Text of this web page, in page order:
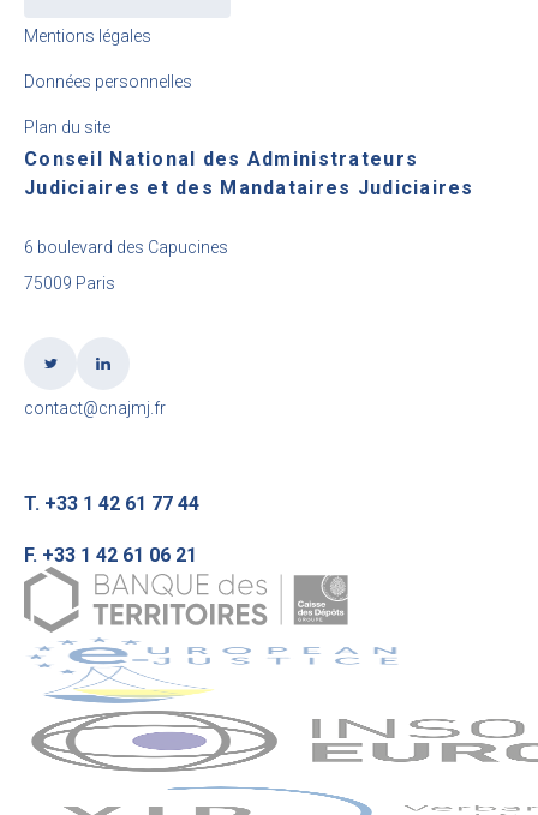
Mentions légales
Données personnelles
Plan du site
Conseil National des Administrateurs
Judiciaires et des Mandataires Judiciaires
6 boulevard des Capucines
75009 Paris
contact@cnajmj.fr
T. +33 1 42 61 77 44
F. +33 1 42 61 06 21